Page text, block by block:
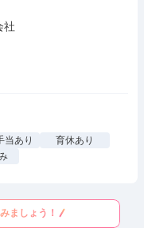
社
当あり
育休あり
ましょう！